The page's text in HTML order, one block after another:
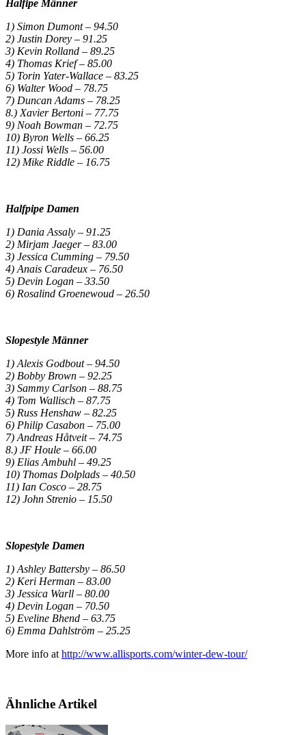
Halfipe Männer
1) Simon Dumont – 94.50
2) Justin Dorey – 91.25
3) Kevin Rolland – 89.25
4) Thomas Krief – 85.00
5) Torin Yater-Wallace – 83.25
6) Walter Wood – 78.75
7) Duncan Adams – 78.25
8.) Xavier Bertoni – 77.75
9) Noah Bowman – 72.75
10) Byron Wells – 66.25
11) Jossi Wells – 56.00
12) Mike Riddle – 16.75
Halfpipe Damen
1) Dania Assaly – 91.25
2) Mirjam Jaeger – 83.00
3) Jessica Cumming – 79.50
4) Anais Caradeux – 76.50
5) Devin Logan – 33.50
6) Rosalind Groenewoud – 26.50
Slopestyle Männer
1) Alexis Godbout – 94.50
2) Bobby Brown – 92.25
3) Sammy Carlson – 88.75
4) Tom Wallisch – 87.75
5) Russ Henshaw – 82.25
6) Philip Casabon – 75.00
7) Andreas Håtveit – 74.75
8.) JF Houle – 66.00
9) Elias Ambuhl – 49.25
10) Thomas Dolplads – 40.50
11) Ian Cosco – 28.75
12) John Strenio – 15.50
Slopestyle Damen
1) Ashley Battersby – 86.50
2) Keri Herman – 83.00
3) Jessica Warll – 80.00
4) Devin Logan – 70.50
5) Eveline Bhend – 63.75
6) Emma Dahlström – 25.25
More info at http://www.allisports.com/winter-dew-tour/
Ähnliche Artikel